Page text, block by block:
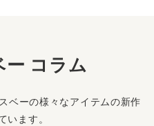
ー コラム
ベーの様々なアイテムの新作
います。